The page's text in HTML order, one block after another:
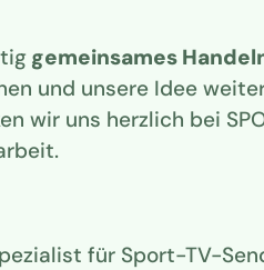
gemeinsames
und unsere Idee
wir uns herzlich bei
für Sport-TV-